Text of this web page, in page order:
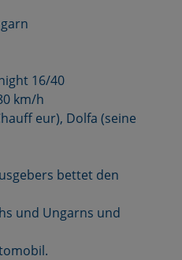
16/40
km/h
eur), Dolfa (seine
bettet den
und Ungarns und